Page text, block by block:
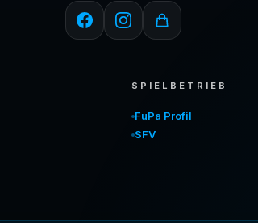
SPIELBETRIEB
FuPa Profil
SFV